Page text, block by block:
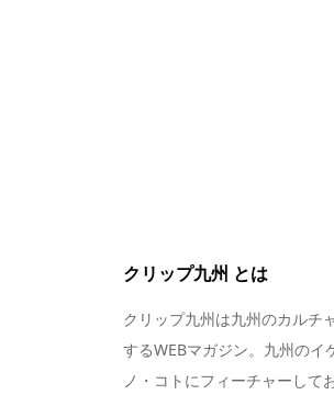
クリップ九州 とは
クリップ九州は九州のカルチ
するWEBマガジン。九州のイ
ノ・コトにフィーチャーして